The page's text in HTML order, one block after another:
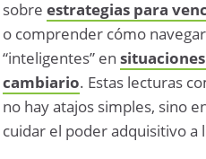
sobreestrategias para
o comprender cómo
“inteligentes” en
cambiario. Estas lecturas
no hay atajos simples, sino
cuidar el poder adquisitivo a